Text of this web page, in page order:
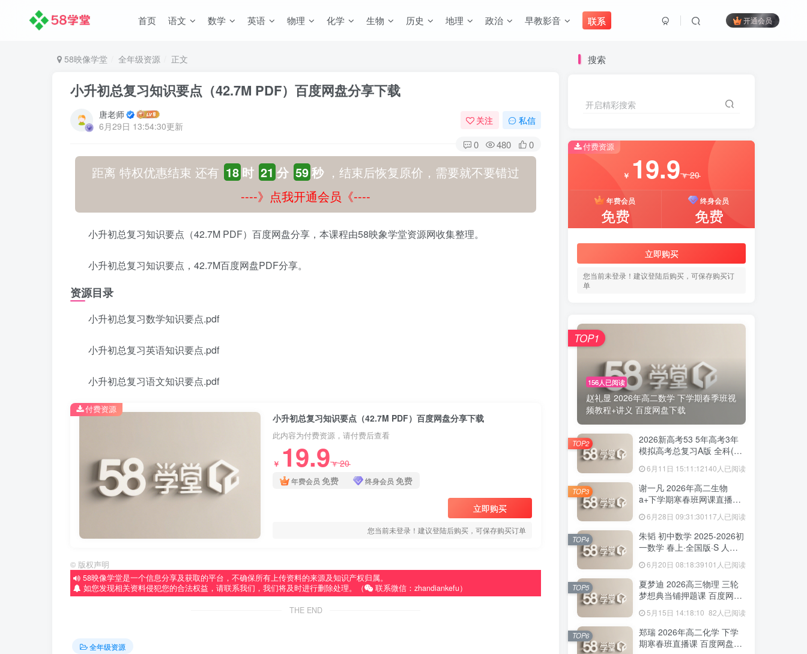
首页 语文 数学 英语 物理 化学 生物 历史 地理 政治 早教影音 联系 开通会员
58映像学堂 全年级资源 正文
小升初总复习知识要点（42.7M PDF）百度网盘分享下载
唐老师
6月29日 13:54:30更新
关注 私信
0 480 0
距离 特权优惠结束 还有 18 时 21 分 58秒，结束后恢复原价，需要就不要错过
----》点我开通会员《----
小升初总复习知识要点（42.7M PDF）百度网盘分享，本课程由58映象学堂资源网收集整理。
小升初总复习知识要点，42.7M百度网盘PDF分享。
资源目录
小升初总复习数学知识要点.pdf
小升初总复习英语知识要点.pdf
小升初总复习语文知识要点.pdf
小升初总复习知识要点（42.7M PDF）百度网盘分享下载
此内容为付费资源，请付费后查看
￥ 19.9￥20
年费会员 免费 终身会员 免费
立即购买
您当前未登录！建议登陆后购买，可保存购买订单
付费资源
© 版权声明
58映像学堂是一个信息分享及获取的平台，不确保所有上传资料的来源及知识产权归属。
如您发现相关资料侵犯您的合法权益，请联系我们，我们将及时进行删除处理。（
联系微信：zhandiankefu）
THE END
全年级资源
搜索
开启精彩搜索
付费资源
￥ 19.9￥20
年费会员
免费
终身会员
免费
立即购买
您当前未登录！建议登陆后购买，可保存购买订
单
156人已阅读
赵礼显 2026年高二数学 下学期春季班视
频教程+讲义 百度网盘下载
TOP1
2026新高考53 5年高考3年
模拟高考总复习A版 全科(无
6月11日 15:11:12140人已阅读
TOP2
谢一凡 2026年高二生物
a+下学期寒春班网课直播教
6月28日 09:31:30117人已阅读
TOP3
朱韬 初中数学 2025-2026初
一数学 春上·全国版·S 人教
6月20日 08:18:39101人已阅读
TOP4
夏梦迪 2026高三物理 三轮
梦想典当铺押题课 百度网盘
5月15日 14:18:10 82人已阅读
TOP5
郑瑞 2026年高二化学 下学
期寒春班直播课 百度网盘下
TOP6